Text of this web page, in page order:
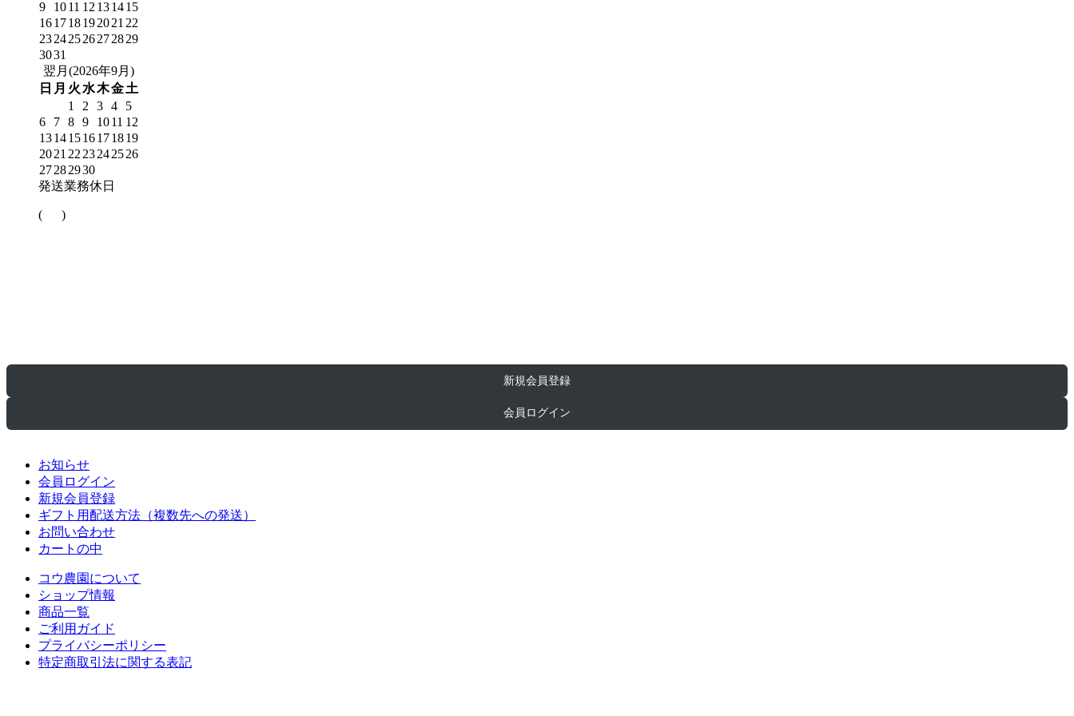
9
1011 12 131415
161718192021 22
23242526272829
3031
翌月(2026年9月)
日 月 火 水木金土
1
2 3 4
5
6
7 8 9 1011 12
13141516171819
2021 22 23242526
27282930
発送業務休日
( )
新規会員登録
会員ログイン
お知らせ
会員ログイン
新規会員登録
ギフト用配送方法（複数先への発送）
お問い合わせ
カートの中
コウ農園について
ショップ情報
商品一覧
ご利用ガイド
プライバシーポリシー
特定商取引法に関する表記